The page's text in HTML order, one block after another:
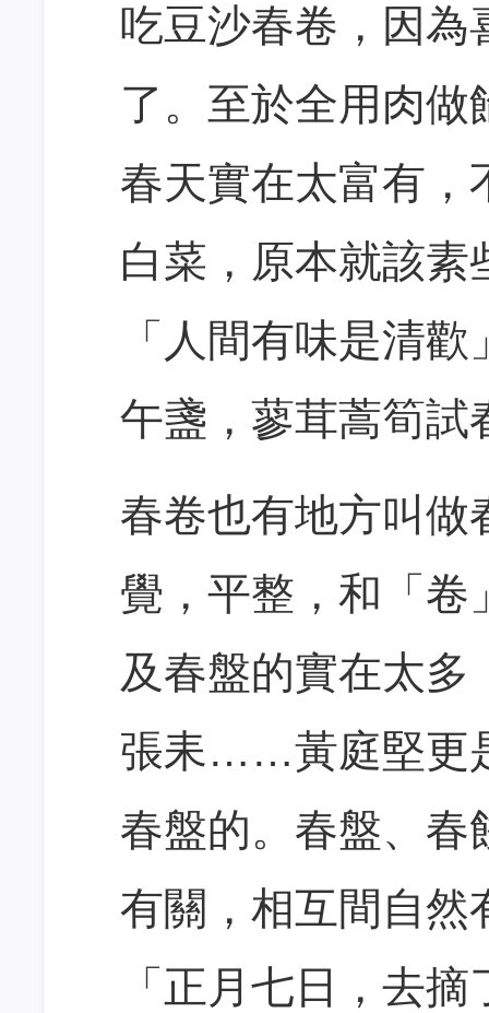
吃豆沙春卷，因為
了。至於全用肉做
春天實在太富有，
白菜，原本就該素
「人間有味是清
午盞，蓼茸蒿筍試
春卷也有地方叫做
覺，平整，和「卷
及春盤的實在太多
張耒……黃庭堅更
春盤的。春盤、春
有關，相互間自然
「 正月七日，去摘